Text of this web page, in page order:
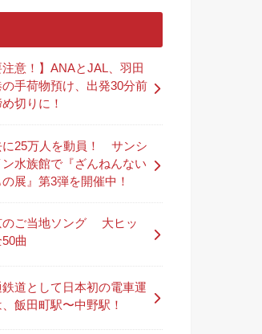
注意！】ANAとJAL、羽田
の手荷物預け、出発30分前
切りに！
に25万人を動員！ サンシ
ン水族館で『ざんねんない
の展』第3弾を開催中！
のご当地ソング 大ヒッ
50曲
道として日本初の電車運
飯田町駅〜中野駅！